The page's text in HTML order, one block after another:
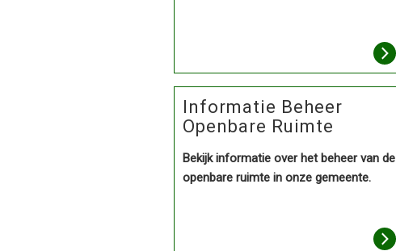
Informatie Beheer
Openbare Ruimte
Bekijk informatie over het beheer van de
openbare ruimte in onze gemeente.